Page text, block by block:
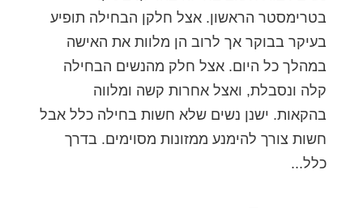
בטרימסטר הראשון. אצל חלקן הבחילה תופיע
בעיקר בבוקר אך לרוב הן מלוות את האישה
במהלך כל היום. אצל חלק מהנשים הבחילה
קלה ונסבלת, ואצל אחרות קשה ומלווה
בהקאות. ישנן נשים שלא חשות בחילה כלל אבל
חשות צורך להימנע ממזונות מסוימים. בדרך
כלל...